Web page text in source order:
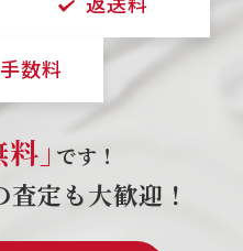
数料
｣ です！
査定も大歓迎！